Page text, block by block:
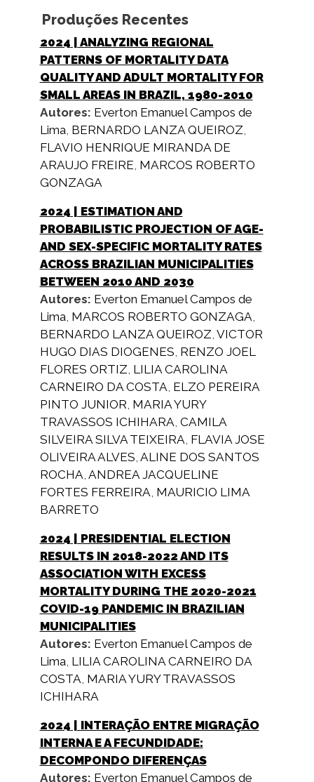
Produções Recentes
2024 | ANALYZING REGIONAL
PATTERNS OF MORTALITY DATA
QUALITY AND ADULT MORTALITY FOR
SMALL AREAS IN BRAZIL, 1980-2010
Autores: Everton Emanuel Campos de
Lima, BERNARDO LANZA QUEIROZ,
FLAVIO HENRIQUE MIRANDA DE
ARAUJO FREIRE, MARCOS ROBERTO
GONZAGA
2024 | ESTIMATION AND
PROBABILISTIC PROJECTION OF AGE-
AND SEX-SPECIFIC MORTALITY RATES
ACROSS BRAZILIAN MUNICIPALITIES
BETWEEN 2010 AND 2030
Autores: Everton Emanuel Campos de
Lima, MARCOS ROBERTO GONZAGA,
BERNARDO LANZA QUEIROZ, VICTOR
HUGO DIAS DIOGENES, RENZO JOEL
FLORES ORTIZ, LILIA CAROLINA
CARNEIRO DA COSTA, ELZO PEREIRA
PINTO JUNIOR, MARIA YURY
TRAVASSOS ICHIHARA, CAMILA
SILVEIRA SILVA TEIXEIRA, FLAVIA JOSE
OLIVEIRA ALVES, ALINE DOS SANTOS
ROCHA, ANDREA JACQUELINE
FORTES FERREIRA, MAURICIO LIMA
BARRETO
2024 | PRESIDENTIAL ELECTION
RESULTS IN 2018-2022 AND ITS
ASSOCIATION WITH EXCESS
MORTALITY DURING THE 2020-2021
COVID-19 PANDEMIC IN BRAZILIAN
MUNICIPALITIES
Autores: Everton Emanuel Campos de
Lima, LILIA CAROLINA CARNEIRO DA
COSTA, MARIA YURY TRAVASSOS
ICHIHARA
2024 | INTERAÇÃO ENTRE MIGRAÇÃO
INTERNA E A FECUNDIDADE:
DECOMPONDO DIFERENÇAS
Autores: Everton Emanuel Campos de